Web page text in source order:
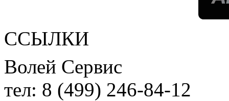
ССЫЛКИ
Волей Сервис
тел: 8 (499) 246-84-12